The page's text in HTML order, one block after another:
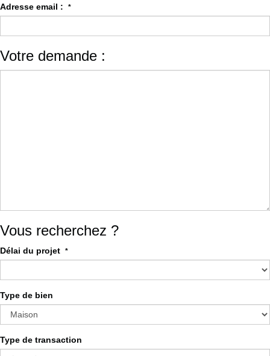
Adresse email : *
Votre demande :
Vous recherchez ?
Délai du projet *
Type de bien
Type de transaction